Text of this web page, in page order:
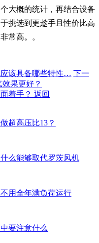
大概的统计，再结合设备
挑选到更趁手且性价比高
常高。。
该具备哪些特性… 下一
果更好？
返回
超高压比13？
么能够取代罗茨风机
用全年满负荷运行
要注意什么